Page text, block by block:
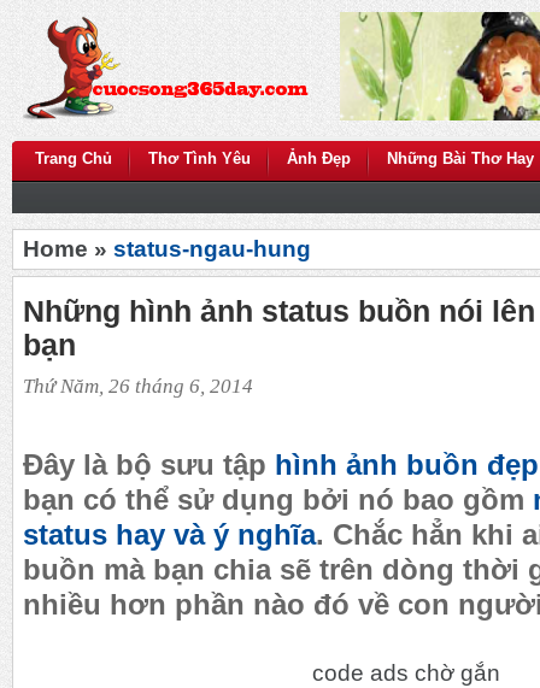
Trang Chủ Thơ Tình Yêu Ảnh Đẹp Những Bài Thơ Hay
Home » status-ngau-hung
Những hình ảnh status buồn nói
bạn
Thứ Năm, 26 tháng 6, 2014
Đây là bộ sưu tập hình ảnh buồn
bạn có thể sử dụng bởi nó bao gồm
status hay và ý nghĩa. Chắc hẳn khi
buồn mà bạn chia sẽ trên dòng thời
nhiều hơn phần nào đó về con
code ads chờ gắn